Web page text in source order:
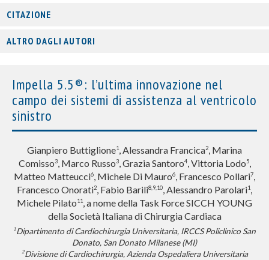
CITAZIONE
ALTRO DAGLI AUTORI
Impella 5.5®: l’ultima innovazione nel
campo dei sistemi di assistenza al ventricolo
sinistro
Gianpiero Buttiglione1, Alessandra Francica2, Marina
Comisso3, Marco Russo3, Grazia Santoro4, Vittoria Lodo5,
Matteo Matteucci6, Michele Di Mauro6, Francesco Pollari7,
Francesco Onorati2, Fabio Barili8,9,10, Alessandro Parolari1,
Michele Pilato11, a nome della Task Force SICCH YOUNG
della Società Italiana di Chirurgia Cardiaca
1Dipartimento di Cardiochirurgia Universitaria, IRCCS Policlinico San
Donato, San Donato Milanese (MI)
2Divisione di Cardiochirurgia, Azienda Ospedaliera Universitaria